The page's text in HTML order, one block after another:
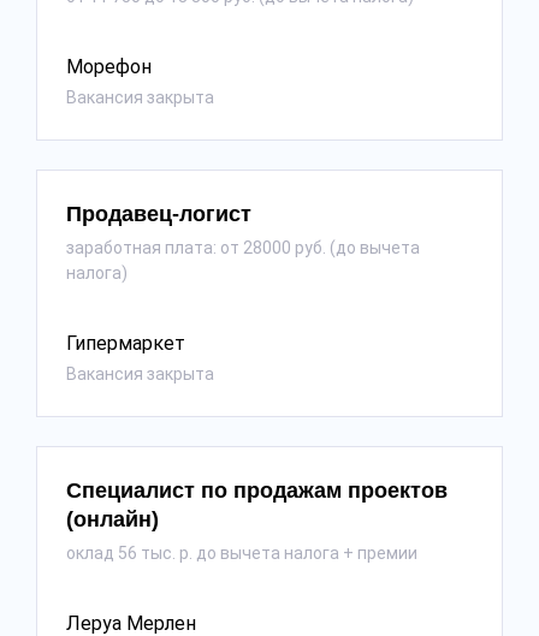
Морефон
Вакансия закрыта
Продавец-логист
заработная плата: от 28000 руб. (до вычета
налога)
Гипермаркет
Вакансия закрыта
Специалист по продажам проектов
(онлайн)
оклад 56 тыс. р. до вычета налога + премии
Леруа Мерлен